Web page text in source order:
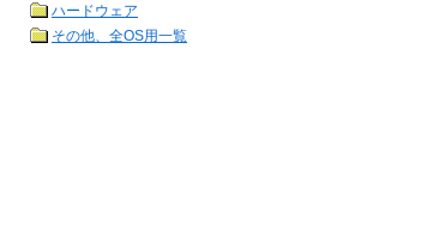
ハードウェア
その他、全OS用一覧